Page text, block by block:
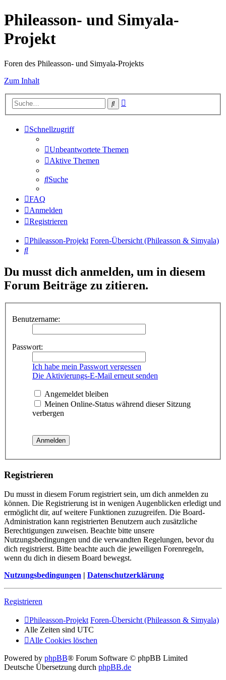
Phileasson- und Simyala-
Projekt
Foren des Phileasson- und Simyala-Projekts
Zum Inhalt
Suche
Schnellzugriff
Unbeantwortete Themen
Aktive Themen
Suche
FAQ
Anmelden
Registrieren
Phileasson-Projekt Foren-Übersicht (Phileasson & Simyala)
Suche
Du musst dich anmelden, um in diesem
Forum Beiträge zu zitieren.
Benutzername:
Passwort:
Ich habe mein Passwort vergessen
Die Aktivierungs-E-Mail erneut senden
Angemeldet bleiben
Meinen Online-Status während dieser Sitzung
verbergen
Registrieren
Du musst in diesem Forum registriert sein, um dich anmelden zu
können. Die Registrierung ist in wenigen Augenblicken erledigt und
ermöglicht dir, auf weitere Funktionen zuzugreifen. Die Board-
Administration kann registrierten Benutzern auch zusätzliche
Berechtigungen zuweisen. Beachte bitte unsere
Nutzungsbedingungen und die verwandten Regelungen, bevor du
dich registrierst. Bitte beachte auch die jeweiligen Forenregeln,
wenn du dich in diesem Board bewegst.
Nutzungsbedingungen | Datenschutzerklärung
Registrieren
Phileasson-Projekt Foren-Übersicht (Phileasson & Simyala)
Alle Zeiten sind UTC
Alle Cookies löschen
Powered by phpBB® Forum Software © phpBB Limited
Deutsche Übersetzung durch phpBB.de